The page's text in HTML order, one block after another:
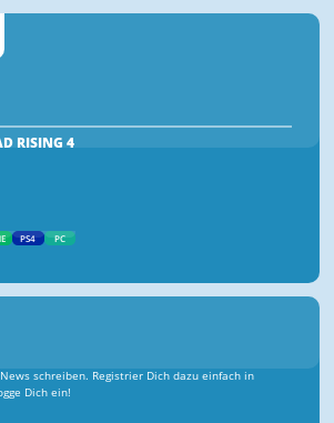
RISING 4
PS4 PC
schreiben. Registrier Dich dazu einfach in
Dich ein!